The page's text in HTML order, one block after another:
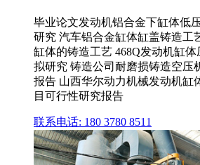
毕业论文发动机铝合金下缸体低
研究 汽车铝合金缸体缸盖铸造工
缸体的铸造工艺 468Q发动机缸
拟研究 铸造公司耐磨损铸造空压
报告 山西华尔动力机械发动机缸
目可行性研究报告
联系电话: 180 3780 8511